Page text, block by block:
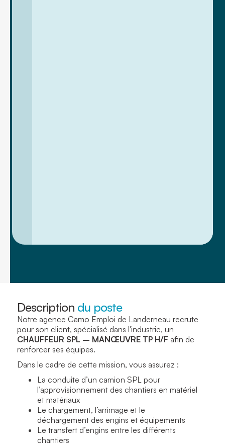
Description du poste
Notre agence Camo Emploi de Landerneau recrute
pour son client, spécialisé dans l'industrie, un
CHAUFFEUR SPL – MANŒUVRE TP H/F afin de
renforcer ses équipes.
Dans le cadre de cette mission, vous assurez :
La conduite d’un camion SPL pour
l’approvisionnement des chantiers en matériel
et matériaux
Le chargement, l’arrimage et le
déchargement des engins et équipements
Le transfert d’engins entre les différents
chantiers